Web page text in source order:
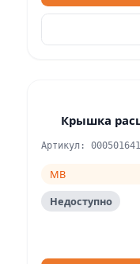
Крышка
Артикул:
MB
Недоступно